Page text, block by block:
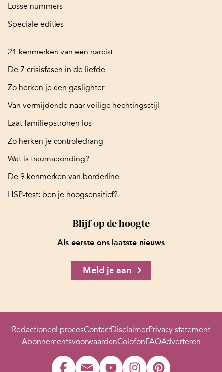
Losse nummers
Speciale edities
21 kenmerken van een narcist
De 7 crisisfasen in de liefde
Zo herken je een gaslighter
Van vermijdende naar veilige hechtingsstijl
Laat familiepatronen los
Zo herken je controledrang
Wat is traumabonding?
De 9 kenmerken van borderline
HSP-test: ben je hoogsensitief?
Blijf op de hoogte
Als eerste ons laatste nieuws
Meld je aan
Redactioneel procesContactDisclaimerPrivacy statement
AbonnementsvoorwaardenColofonFAQAdverteren